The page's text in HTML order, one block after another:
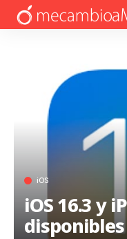
iOS
iOS 16.3 y
disponibles